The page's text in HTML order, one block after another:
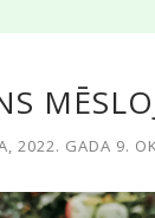
2022. GADA 9.